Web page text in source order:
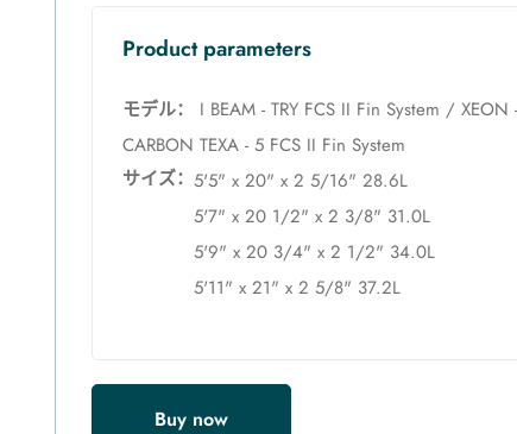
Product parameters
モデル：
I BEAM - TRY FCS II Fin System /
CARBON TEXA - 5 FCS II Fin System
サイズ： 5'5" x 20" x 2 5/16" 28.6L
5'7" x 20 1/2" x 2 3/8" 31.0L
5'9" x 20 3/4" x 2 1/2" 34.0L
5'11" x 21" x 2 5/8" 37.2L
Buy now